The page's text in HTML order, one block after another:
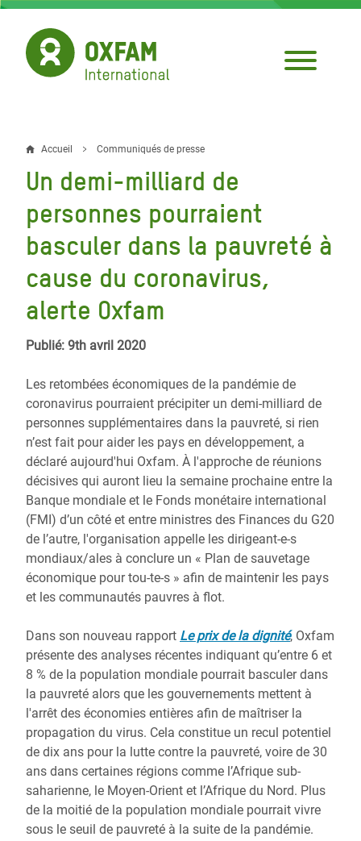
Aller
contenu
principal
Fil
d'Ariane
Accueil Communiqués de presse
Un demi-milliard de
personnes pourraient
basculer dans la pauvreté à
cause du coronavirus,
alerte Oxfam
Publié: 9th avril 2020
Les retombées économiques de la pandémie de
coronavirus pourraient précipiter un demi-milliard de
personnes supplémentaires dans la pauvreté, si rien
n’est fait pour aider les pays en développement, a
déclaré aujourd'hui Oxfam. À l'approche de réunions
décisives qui auront lieu la semaine prochaine entre la
Banque mondiale et le Fonds monétaire international
(FMI) d’un côté et entre ministres des Finances du G20
de l’autre, l'organisation appelle les dirigeant-e-s
mondiaux/ales à conclure un « Plan de sauvetage
économique pour tou-te-s » afin de maintenir les pays
et les communautés pauvres à flot.
Dans son nouveau rapport Le prix de la dignité, Oxfam
présente des analyses récentes indiquant qu’entre 6 et
8 % de la population mondiale pourrait basculer dans
la pauvreté alors que les gouvernements mettent à
l'arrêt des économies entières afin de maîtriser la
propagation du virus. Cela constitue un recul potentiel
de dix ans pour la lutte contre la pauvreté, voire de 30
ans dans certaines régions comme l’Afrique sub-
saharienne, le Moyen-Orient et l’Afrique du Nord. Plus
de la moitié de la population mondiale pourrait vivre
sous le seuil de pauvreté à la suite de la pandémie.